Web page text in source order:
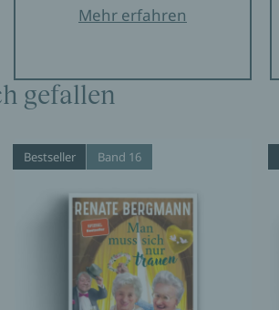
Mehr erfahren
gefallen
Bestseller Band 16